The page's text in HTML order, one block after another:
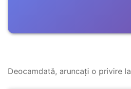
Deocamdată, aruncați o privire la